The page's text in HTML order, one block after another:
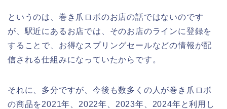
というのは、巻き爪ロボのお店の話ではないのです
が、駅近にあるお店では、そのお店のラインに登録を
することで、お得なスプリングセールなどの情報が配
信される仕組みになっていたからです。
それに、多分ですが、今後も数多くの人が巻き爪ロボ
の商品を2021年、2022年、2023年、2024年と利用し